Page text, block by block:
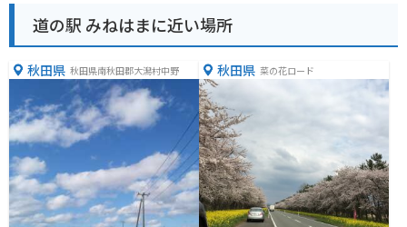
道の駅 みねはまに近い場所
秋田県 秋田県南秋田郡大潟村中野 秋田県 菜の花ロード